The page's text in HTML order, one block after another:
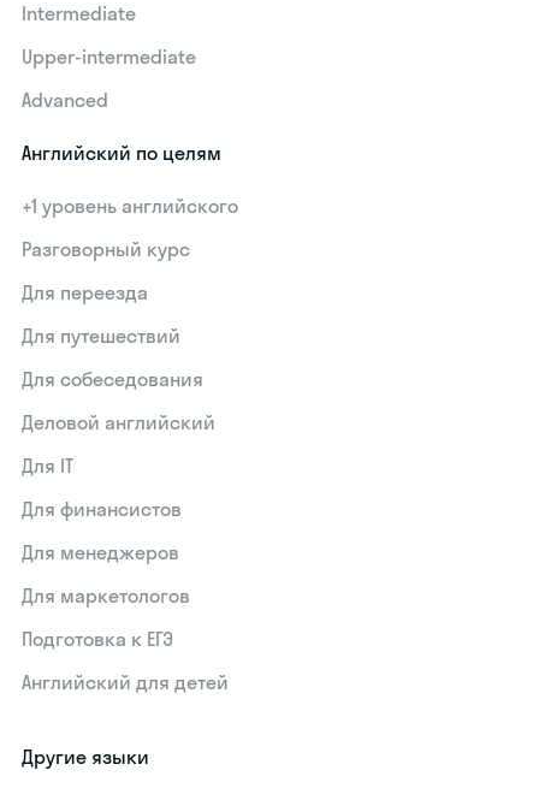
Intermediate
Upper-intermediate
Advanced
Английский по целям
+1 уровень английского
Разговорный курс
Для переезда
Для путешествий
Для собеседования
Деловой английский
Для IT
Для финансистов
Для менеджеров
Для маркетологов
Подготовка к ЕГЭ
Английский для детей
Другие языки